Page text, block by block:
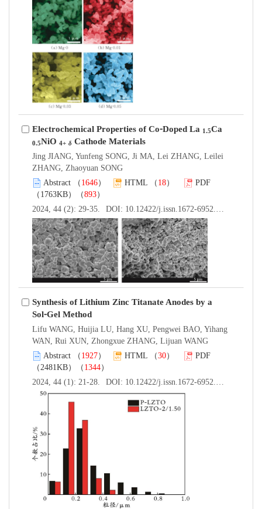
Electrochemical Properties of Co⁃Doped La 1.5Ca
0.5NiO 4+ δ Cathode Materials
Jing JIANG, Yunfeng SONG, Ji MA, Lei ZHANG, Leilei
ZHANG, Zhaoyuan SONG
Abstract （ 1646） HTML （ 18）
PDF
（1763KB）（893）
2024, 44 (2): 29-35.
DOI: 10.12422/j.issn.1672-6952.2024.02.005
Synthesis of Lithium Zinc Titanate Anodes by a
Sol⁃Gel Method
Lifu WANG, Huijia LU, Hang XU, Pengwei BAO, Yihang
WAN, Rui XUN, Zhongxue ZHANG, Lijuan WANG
Abstract （ 1927） HTML （30）
PDF
（2481KB）（ 1344）
2024, 44 (1): 21-28.
DOI: 10.12422/j.issn.1672-6952.2024.01.004